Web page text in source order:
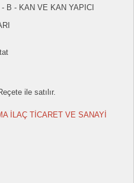
B - KAN VE KAN YAPICI
ile satılır.
İLAÇ TİCARET VE SANAYİ